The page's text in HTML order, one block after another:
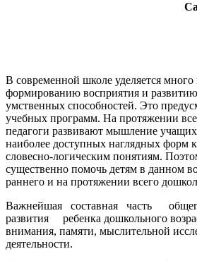
Садовникова
В современной школе уделяется
формированию восприятия и развитию
умственных способностей. Это
учебных программ. На протяжении
педагоги развивают мышление
наиболее доступных наглядных форм
словесно-логическим понятиям.
существенно помочь детям в данном
раннего и на протяжении всего
Важнейшая составная часть
развития ребенка дошкольного
внимания, памяти, мыслительной
деятельности.